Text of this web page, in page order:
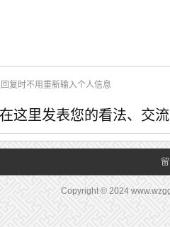
复时不用重新输入个人信息
这里发表您的看法、交
Copyright © 2024